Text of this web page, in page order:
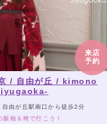
来店
予約
/ 自由が丘 / kimono
由が丘駅南口から徒歩2分
袖＆袴で行こう！